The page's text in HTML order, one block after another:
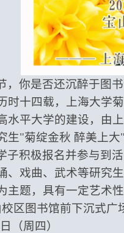
，你是否还沉醉于图
时十四载，上海大学
平大学的建设， 由上
生"菊绽金秋 醉美上
子积极报名并参与到
、戏曲、武术等研究
主题，具有一定艺术
校区图书馆前下沉式广
日（周四）